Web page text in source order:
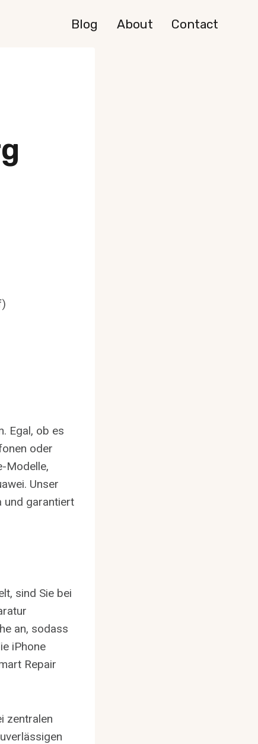
Blog About Contact
Egal, ob es
oder
Modelle,
Unser
und garantiert
sind Sie bei
an, sodass
iPhone
Repair
zentralen